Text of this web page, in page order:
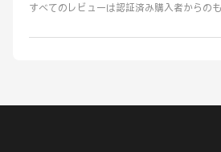
すべてのレビューは認証済み購入者からの